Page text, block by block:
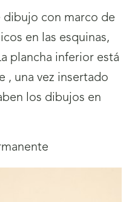
dibujo con marco de
en las esquinas,
plancha inferior está
, una vez insertado
los dibujos en